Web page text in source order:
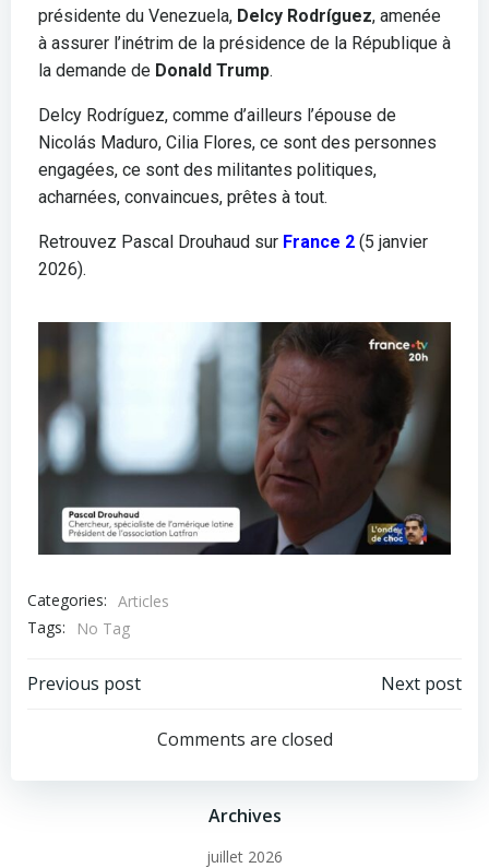
présidente du Venezuela, Delcy Rodríguez, amenée
à assurer l’inétrim de la présidence de la République à
la demande de Donald Trump.
Delcy Rodríguez, comme d’ailleurs l’épouse de
Nicolás Maduro, Cilia Flores, ce sont des personnes
engagées, ce sont des militantes politiques,
acharnées, convaincues, prêtes à tout.
Retrouvez Pascal Drouhaud sur France 2 (5 janvier
2026).
Categories: Articles
Tags:
No Tag
Previous post Next post
Comments are closed
Archives
juillet 2026